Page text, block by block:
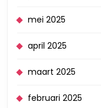
mei 2025
april 2025
maart 2025
februari 2025